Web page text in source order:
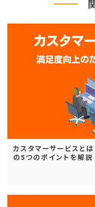
カスタマーサービスと
の5つのポイントを解説